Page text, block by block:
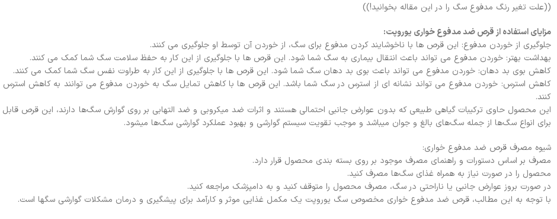
((علت تغیر رنگ مدفوع سگ را در این مقاله بخوانید!))
مزایای استفاده از قرص ضد مدفوع خواری یوروپت:
جلوگیری از خوردن مدفوع: این قرص ها با ناخوشایند کردن مدفوع برای سگ، از خوردن آن توسط او جلوگیری می کنند.
بهداشت بهتر: خوردن مدفوع می تواند باعث انتقال بیماری به سگ شما شود. این قرص ها با جلوگیری از این کار به حفظ سلامت سگ شما کمک می کنند.
کاهش بوی بد دهان: خوردن مدفوع می تواند باعث بوی بد دهان سگ شما شود. این قرص ها با جلوگیری از این کار به طراوت نفس سگ شما کمک می کنند.
کاهش استرس: خوردن مدفوع می تواند نشانه ای از استرس در سگ شما باشد. این قرص ها با کاهش تمایل سگ به خوردن مدفوع می توانند به کاهش
کنند.
این محصول حاوی ترکیبات گیاهی طبیعی که بدون عوارض جانبی احتمالی هستند و اثرات ضد میکروبی و ضد التهابی بر روی گوارش سگ‌ها دارند، این قرص قابل
برای انواع سگ‌ها از جمله سگ‌های بالغ و جوان میباشد و موجب تقویت سیستم گوارشی و بهبود عملکرد گوارشی سگ‌ها میشود.
شیوه مصرف قرص ضد مدفوع خواری:
مصرف بر اساس دستورات و راهنمای مصرف موجود بر روی بسته بندی محصول قرار دارد.
محصول را در صورت نیاز به همراه غذای سگ‌ها مصرف کنید.
در صورت بروز عوارض جانبی یا ناراحتی در سگ، مصرف محصول را متوقف کنید و به دامپزشک مراجعه کنید.
با توجه به این مطالب، قرص ضد مدفوع خواری مخصوص سگ یوروپت یک مکمل غذایی موثر و کارآمد برای پیشگیری و درمان مشکلات گوارشی سگ­ها است.